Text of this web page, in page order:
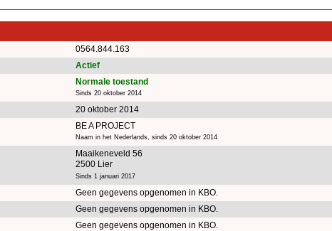
0564.844.163
Actief
Normale toestand
Sinds 20 oktober 2014
20 oktober 2014
BE A PROJECT
Naam in het Nederlands, sinds 20 oktober 2014
Maaikeneveld 56
2500 Lier
Sinds 1 januari 2017
Geen gegevens opgenomen in KBO.
Geen gegevens opgenomen in KBO.
Geen gegevens opgenomen in KBO.